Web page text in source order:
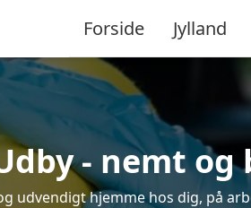
Forside Jylland
- nemt og
hjemme hos dig, på